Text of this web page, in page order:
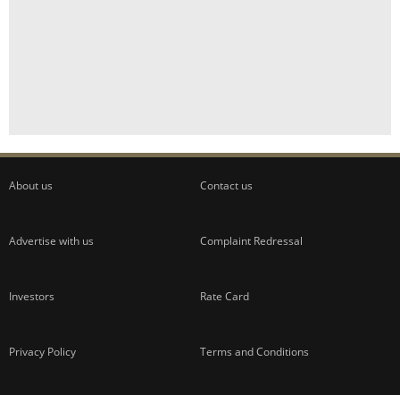
About us Contact us
Advertise with us Complaint Redressal
Investors Rate Card
Privacy Policy Terms and Conditions